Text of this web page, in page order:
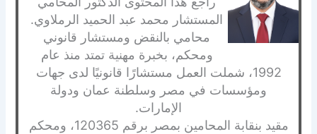
المستشار محمد عبد الحميد الرملاوي.
محامي بالنقض ومستشار قانوني
ومحكم، بخبرة مهنية تمتد منذ عام
1992، شملت العمل مستشارًا قانونيًا لدى جهات
ومؤسسات في مصر وسلطنة عمان ودولة
الإمارات.
مقيد بنقابة المحامين بمصر برقم 120365، ومحكم